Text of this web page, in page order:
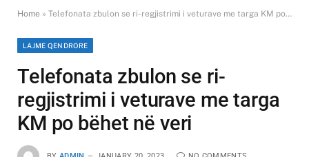
Home » Telefonata zbulon se ri-regjistrimi i veturave me targa KM po bëhet në veri
LAJME QENDRORE
Telefonata zbulon se ri-
regjistrimi i veturave me targa
KM po bëhet në veri